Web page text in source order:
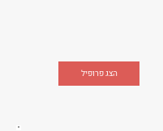
הצג פרופיל